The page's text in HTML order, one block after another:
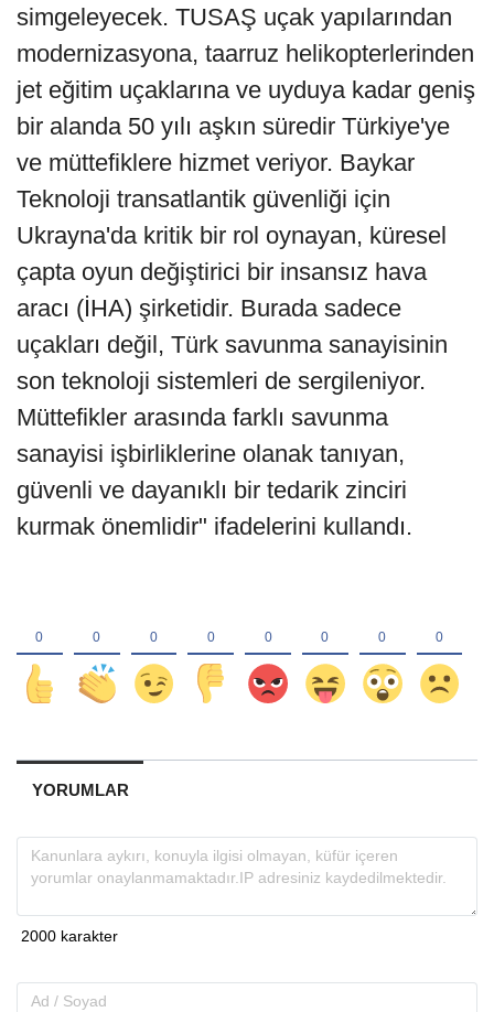
simgeleyecek. TUSAŞ uçak yapılarından
modernizasyona, taarruz helikopterlerinden
jet eğitim uçaklarına ve uyduya kadar geniş
bir alanda 50 yılı aşkın süredir Türkiye'ye
ve müttefiklere hizmet veriyor. Baykar
Teknoloji transatlantik güvenliği için
Ukrayna'da kritik bir rol oynayan, küresel
çapta oyun değiştirici bir insansız hava
aracı (İHA) şirketidir. Burada sadece
uçakları değil, Türk savunma sanayisinin
son teknoloji sistemleri de sergileniyor.
Müttefikler arasında farklı savunma
sanayisi işbirliklerine olanak tanıyan,
güvenli ve dayanıklı bir tedarik zinciri
kurmak önemlidir" ifadelerini kullandı.
YORUMLAR